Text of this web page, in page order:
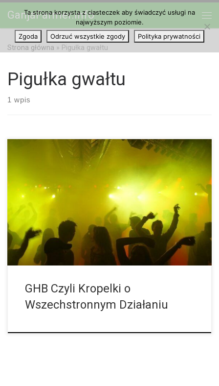
Przejdź do treści
GanjaFarmer.info
Strona główna » Pigułka gwałtu
Pigułka gwałtu
1 wpis
GHB jest nie tylko endogenną substancją semiochemiczną
znajdującą się w ludzkim mózgu. Substancja ta jest znana
również jako liquid ecstasy lub „G” i spożywana jako narkotyk,
czasami ze skutkiem śmiertelnym. Odurzenie GHB jest bardziej
podobne do stanu po spożyciu alkoholu, chociaż nazwa
sceniczna tego narkotyku liquid ecstasy może sugerować coś
innego. GHB to skrót od kwasu 4-hydroksybutanowego bądź
gammahydroksymaślanu. Substancja […]
GHB Czyli Kropelki o
Wszechstronnym Działaniu
Ta strona korzysta z ciasteczek aby świadczyć usługi na
najwyższym poziomie.
Zgoda
Odrzuć wszystkie zgody Polityka prywatności